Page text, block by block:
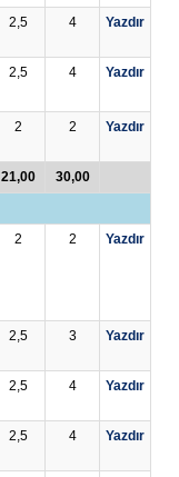
2,5 4 Yazdır
2,5 4 Yazdır
2 2 Yazdır
21,00
30,00
2 2 Yazdır
2,5 3 Yazdır
2,5 4 Yazdır
2,5 4 Yazdır